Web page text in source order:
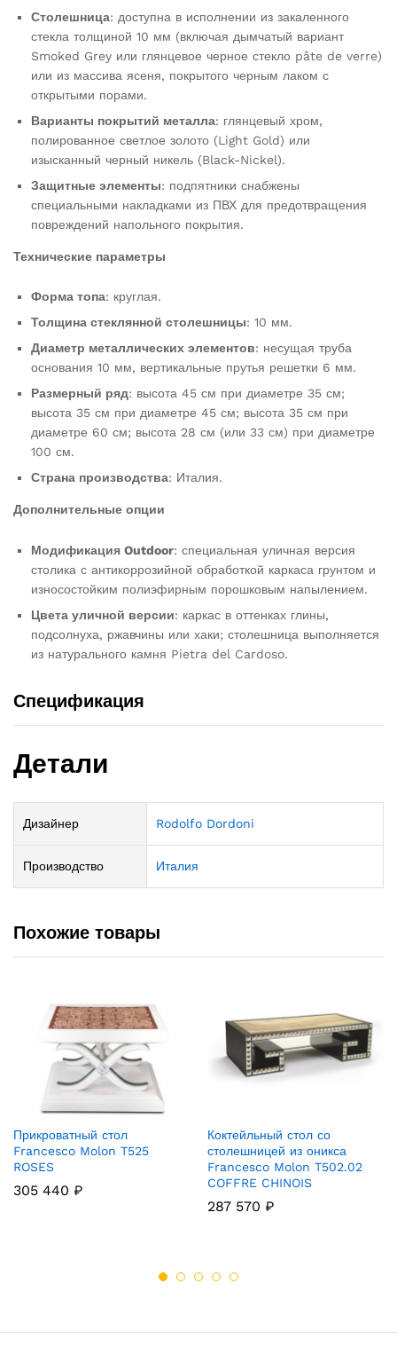
Столешница: доступна в исполнении из закаленного
стекла толщиной 10 мм (включая дымчатый вариант
Smoked Grey или глянцевое черное стекло pâte de verre)
или из массива ясеня, покрытого черным лаком с
открытыми порами.
Варианты покрытий металла: глянцевый хром,
полированное светлое золото (Light Gold) или
изысканный черный никель (Black-Nickel).
Защитные элементы: подпятники снабжены
специальными накладками из ПВХ для предотвращения
повреждений напольного покрытия.
Технические параметры
Форма топа: круглая.
Толщина стеклянной столешницы: 10 мм.
Диаметр металлических элементов: несущая труба
основания 10 мм, вертикальные прутья решетки 6 мм.
Размерный ряд: высота 45 см при диаметре 35 см;
высота 35 см при диаметре 45 см; высота 35 см при
диаметре 60 см; высота 28 см (или 33 см) при диаметре
100 см.
Страна производства: Италия.
Дополнительные опции
Модификация Outdoor: специальная уличная версия
столика с антикоррозийной обработкой каркаса грунтом и
износостойким полиэфирным порошковым напылением.
Цвета уличной версии: каркас в оттенках глины,
подсолнуха, ржавчины или хаки; столешница выполняется
из натурального камня Pietra del Cardoso.
Спецификация
Детали
Дизайнер Rodolfo Dordoni
Производство Италия
Похожие товары
Прикроватный стол
Francesco Molon T525
ROSES
305 440 ₽
Коктейльный стол со
столешницей из оникса
Francesco Molon T502.02
COFFRE CHINOIS
287 570 ₽